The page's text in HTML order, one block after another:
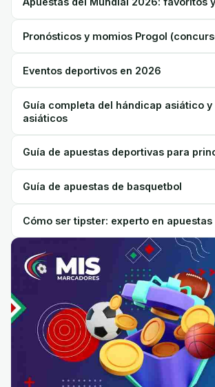
Pronósticos y momios Progol
Eventos deportivos en 2026
Guía completa del hándicap asiático y
asiáticos
Guía de apuestas deportivas para
Guía de apuestas de basquetbol
Cómo ser tipster: experto en